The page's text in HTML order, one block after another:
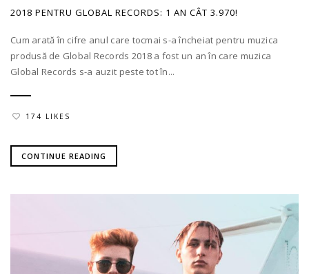
2018 PENTRU GLOBAL RECORDS: 1 AN CÂT 3.970!
Cum arată în cifre anul care tocmai s-a încheiat pentru muzica
produsă de Global Records 2018 a fost un an în care muzica
Global Records s-a auzit peste tot în...
174 LIKES
CONTINUE READING